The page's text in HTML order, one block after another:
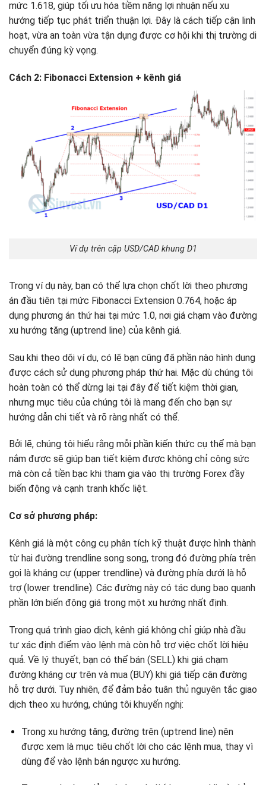
mức 1.618, giúp tối ưu hóa tiềm năng lợi nhuận nếu xu
hướng tiếp tục phát triển thuận lợi. Đây là cách tiếp cận linh
hoạt, vừa an toàn vừa tận dụng được cơ hội khi thị trường di
chuyển đúng kỳ vọng.
Cách 2: Fibonacci Extension + kênh giá
Ví dụ trên cặp USD/CAD khung D1
Trong ví dụ này, bạn có thể lựa chọn chốt lời theo phương
án đầu tiên tại mức Fibonacci Extension 0.764, hoặc áp
dụng phương án thứ hai tại mức 1.0, nơi giá chạm vào đường
xu hướng tăng (uptrend line) của kênh giá.
Sau khi theo dõi ví dụ, có lẽ bạn cũng đã phần nào hình dung
được cách sử dụng phương pháp thứ hai. Mặc dù chúng tôi
hoàn toàn có thể dừng lại tại đây để tiết kiệm thời gian,
nhưng mục tiêu của chúng tôi là mang đến cho bạn sự
hướng dẫn chi tiết và rõ ràng nhất có thể.
Bởi lẽ, chúng tôi hiểu rằng mỗi phần kiến thức cụ thể mà bạn
nắm được sẽ giúp bạn tiết kiệm được không chỉ công sức
mà còn cả tiền bạc khi tham gia vào thị trường Forex đầy
biến động và cạnh tranh khốc liệt.
Cơ sở phương pháp:
Kênh giá là một công cụ phân tích kỹ thuật được hình thành
từ hai đường trendline song song, trong đó đường phía trên
gọi là kháng cự (upper trendline) và đường phía dưới là hỗ
trợ (lower trendline). Các đường này có tác dụng bao quanh
phần lớn biến động giá trong một xu hướng nhất định.
Trong quá trình giao dịch, kênh giá không chỉ giúp nhà đầu
tư xác định điểm vào lệnh mà còn hỗ trợ việc chốt lời hiệu
quả. Về lý thuyết, bạn có thể bán (SELL) khi giá chạm
đường kháng cự trên và mua (BUY) khi giá tiếp cận đường
hỗ trợ dưới. Tuy nhiên, để đảm bảo tuân thủ nguyên tắc giao
dịch theo xu hướng, chúng tôi khuyến nghị:
Trong xu hướng tăng, đường trên (uptrend line) nên
được xem là mục tiêu chốt lời cho các lệnh mua, thay vì
dùng để vào lệnh bán ngược xu hướng.